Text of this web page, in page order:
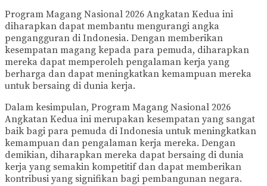
Program Magang Nasional 2026 Angkatan Kedua ini
diharapkan dapat membantu mengurangi angka
pengangguran di Indonesia. Dengan memberikan
kesempatan magang kepada para pemuda, diharapkan
mereka dapat memperoleh pengalaman kerja yang
berharga dan dapat meningkatkan kemampuan mereka
untuk bersaing di dunia kerja.
Dalam kesimpulan, Program Magang Nasional 2026
Angkatan Kedua ini merupakan kesempatan yang sangat
baik bagi para pemuda di Indonesia untuk meningkatkan
kemampuan dan pengalaman kerja mereka. Dengan
demikian, diharapkan mereka dapat bersaing di dunia
kerja yang semakin kompetitif dan dapat memberikan
kontribusi yang signifikan bagi pembangunan negara.